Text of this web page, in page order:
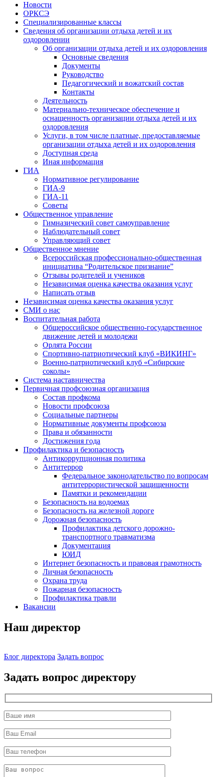
Новости
ОРКСЭ
Специализированные классы
Сведения об организации отдыха детей и их
оздоровлении
Об организации отдыха детей и их оздоровления
Основные сведения
Документы
Руководство
Педагогический и вожатский состав
Контакты
Деятельность
Материально-техническое обеспечение и
оснащенность организации отдыха детей и их
оздоровления
Услуги, в том числе платные, предоставляемые
организации отдыха детей и их оздоровления
Доступная среда
Иная информация
ГИА
Нормативное регулирование
ГИА-9
ГИА-11
Советы
Общественное управление
Гимназический совет самоуправление
Наблюдательный совет
Управляющий совет
Общественное мнение
Всероссийская профессионально-общественная
инициатива “Родительское признание”
Отзывы родителей и учеников
Независимая оценка качества оказания услуг
Написать отзыв
Независимая оценка качества оказания услуг
СМИ о нас
Воспитательная работа
Общероссийское общественно-государственное
движение детей и молодежи
Орлята России
Спортивно-патриотический клуб «ВИКИНГ»
Военно-патриотический клуб «Сибирские
соколы»
Система наставничества
Первичная профсоюзная организация
Состав профкома
Новости профсоюза
Социальные партнеры
Нормативные документы профсоюза
Права и обязанности
Достижения года
Профилактика и безопасность
Антикоррупционная политика
Антитеррор
Федеральное законодательство по вопросам
антитеррористической защищенности
Памятки и рекомендации
Безопасность на водоемах
Безопасность на железной дороге
Дорожная безопасность
Профилактика детского дорожно-
транспортного травматизма
Документация
ЮИД
Интернет безопасность и правовая грамотность
Личная безопасность
Охрана труда
Пожарная безопасность
Профилактика травли
Вакансии
Наш директор
Блог директора Задать вопрос
Задать вопрос директору